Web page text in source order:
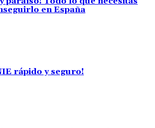
en España
rápido y seguro!